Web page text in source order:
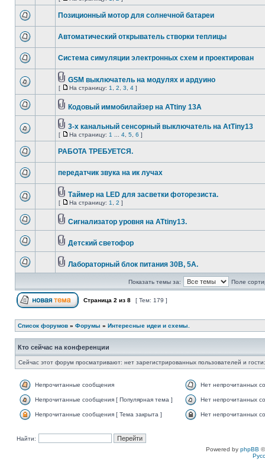
Позиционный мотор для солнечной батареи
Автоматический открыватель створки теплицы
Система симуляции электронных схем и проектирован
GSM выключатель на модулях и ардуино
[ На страницу: 1 2 3 4 ]
Кодовый иммобилайзер на ATtiny 13A
3-х канальный сенсорный выключатель на AtTiny13
[ На страницу: 1 4 5 6 ]
РАБОТА ТРЕБУЕТСЯ.
передатчик звука на ик лучах
Таймер на LED для засветки фоторезиста.
[ На страницу: 1 2 ]
Сигнализатор уровня на ATtiny13.
Детский светофор
Лабораторный блок питания 30В, 5А.
Показать темы за: Поле
Страница 2 из 8 [ Тем: 179 ]
Список форумов » Форумы » Интересные идеи и схемы.
Кто сейчас на конференции
Сейчас этот форум просматривают: нет зарегистрированных пользователей и
Непрочитанные сообщения Нет непрочитанных
Непрочитанные сообщения [ Популярная тема ] Нет непрочитанных
Непрочитанные сообщения [ Тема закрыта ] Нет непрочитанных
Найти:
Powered by phpBB